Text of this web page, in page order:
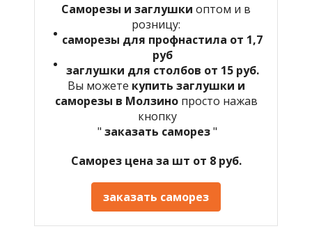
Саморезы и заглушки оптом и в
розницу:
саморезы для профнастила от 1,7
руб
заглушки для столбов от 15 руб.
Вы можете купить заглушки и
саморезы в Молзино просто нажав
кнопку
" заказать саморез"
Саморез цена за шт от 8 руб.
заказать саморез